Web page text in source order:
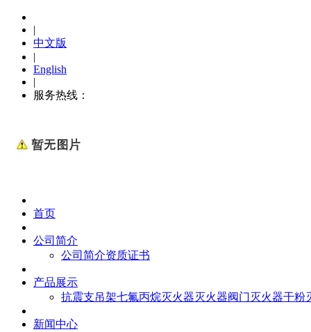
|
中文版
|
English
|
服务热线：
首页
公司简介
公司简介资质证书
产品展示
抗震支吊架七氟丙烷灭火器灭火器阀门 灭火器干粉
新闻中心